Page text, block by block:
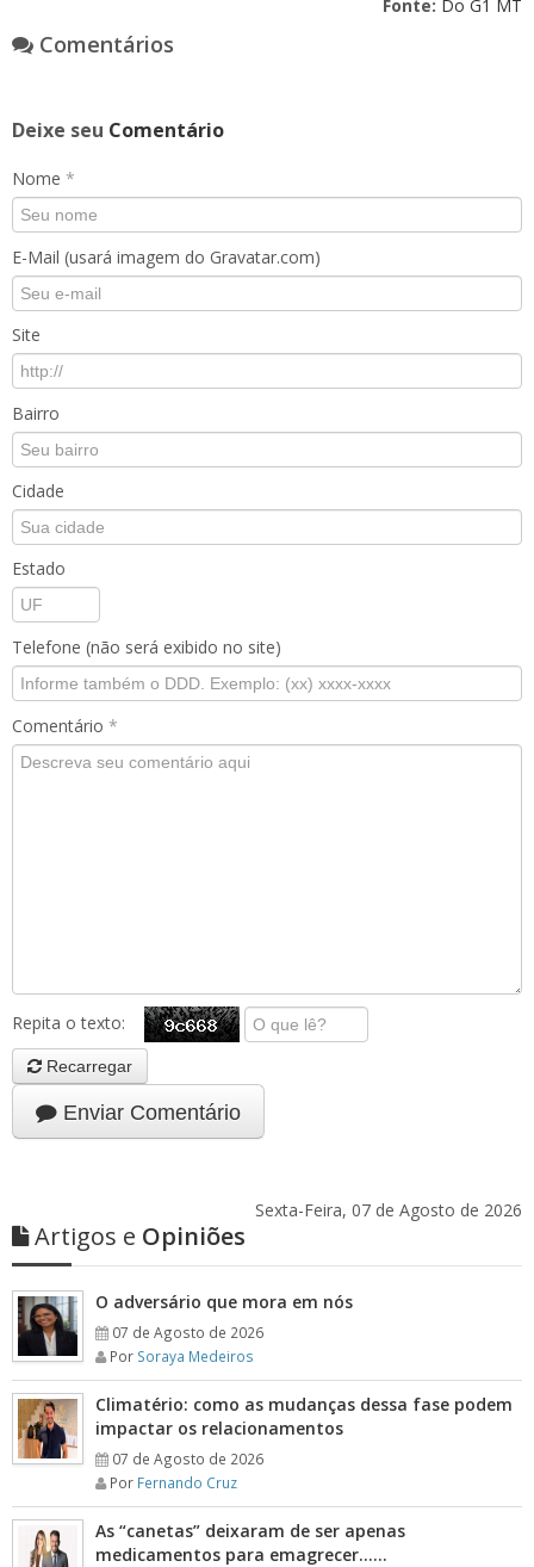
Fonte: Do G1 MT
Comentários
Deixe seu Comentário
Nome *
E-Mail (usará imagem do Gravatar.com)
Site
Bairro
Cidade
Estado
Telefone (não será exibido no site)
Comentário *
Repita o texto:
Recarregar
Enviar Comentário
Sexta-Feira, 07 de Agosto de 2026
Artigos e Opiniões
O adversário que mora em nós
07 de Agosto de 2026
Por Soraya Medeiros
Climatério: como as mudanças dessa fase podem
impactar os relacionamentos
07 de Agosto de 2026
Por Fernando Cruz
As “canetas” deixaram de ser apenas
medicamentos para emagrecer……